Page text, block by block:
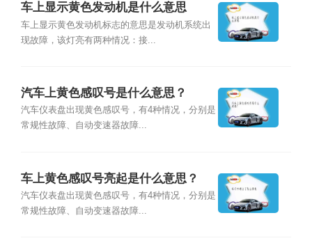
车上显示黄色发动机是什么意思
车上显示黄色发动机标志的意思是发动机系统出
现故障，该灯亮有两种情况：接...
汽车上黄色感叹号是什么意思？
汽车仪表盘出现黄色感叹号，有4种情况，分别是
常规性故障、自动变速器故障...
车上黄色感叹号亮起是什么意思？
汽车仪表盘出现黄色感叹号，有4种情况，分别是
常规性故障、自动变速器故障...